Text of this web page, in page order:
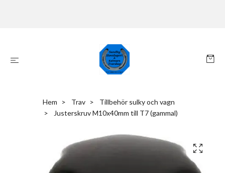
Hem Trav
Tillbehör sulky och vagn
Justerskruv M10x40mm till T7 (gammal)